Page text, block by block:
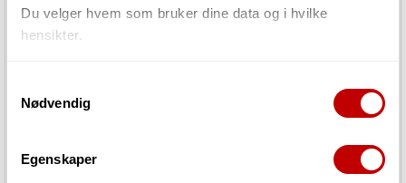
Du velger hvem som bruker dine data og i hvilke
hensikter.
Innhente informasjon om den geografiske
Identifisere enheten din ved å aktivt skanne den
Nødvendig
Egenskaper
Warm Audio WA47
Must be ordered. Product in
9 277,-
Must be ordered. Product in